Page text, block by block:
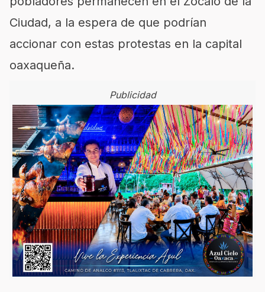
Ciudad, a la espera de que podrían
accionar con estas protestas en la capital
oaxaqueña.
Publicidad